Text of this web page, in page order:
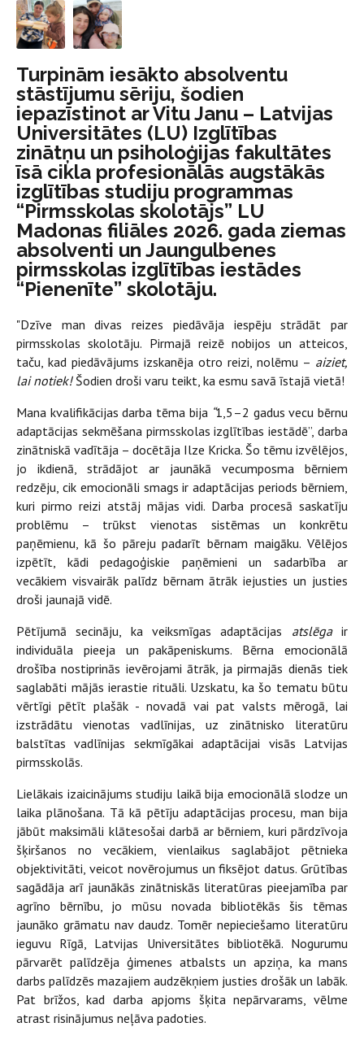
Turpinām iesākto absolventu
stāstījumu sēriju, šodien
iepazīstinot ar Vitu Janu – Latvijas
Universitātes (LU) Izglītības
zinātņu un psiholoģijas fakultātes
īsā cikla profesionālās augstākās
izglītības studiju programmas
“Pirmsskolas skolotājs” LU
Madonas filiāles 2026. gada ziemas
absolventi un Jaungulbenes
pirmsskolas izglītības iestādes
“Pienenīte” skolotāju.
"Dzīve man divas reizes piedāvāja iespēju strādāt par
pirmsskolas skolotāju. Pirmajā reizē nobijos un atteicos,
taču, kad piedāvājums izskanēja otro reizi, nolēmu – aiziet,
lai notiek!Šodien droši varu teikt, ka esmu savā īstajā vietā!
Mana kvalifikācijas darba tēma bija “1,5–2 gadus vecu bērnu
adaptācijas sekmēšana pirmsskolas izglītības iestādē”, darba
zinātniskā vadītāja – docētāja Ilze Kricka. Šo tēmu izvēlējos,
jo ikdienā, strādājot ar jaunākā vecumposma bērniem
redzēju, cik emocionāli smags ir adaptācijas periods bērniem,
kuri pirmo reizi atstāj mājas vidi. Darba procesā saskatīju
problēmu – trūkst vienotas sistēmas un konkrētu
paņēmienu, kā šo pāreju padarīt bērnam maigāku. Vēlējos
izpētīt, kādi pedagoģiskie paņēmieni un sadarbība ar
vecākiem visvairāk palīdz bērnam ātrāk iejusties un justies
droši jaunajā vidē.
Pētījumā secināju, ka veiksmīgas adaptācijas atslēgair
individuāla pieeja un pakāpeniskums. Bērna emocionālā
drošība nostiprinās ievērojami ātrāk, ja pirmajās dienās tiek
saglabāti mājās ierastie rituāli. Uzskatu, ka šo tematu būtu
vērtīgi pētīt plašāk - novadā vai pat valsts mērogā, lai
izstrādātu vienotas vadlīnijas, uz zinātnisko literatūru
balstītas vadlīnijas sekmīgākai adaptācijai visās Latvijas
pirmsskolās.
Lielākais izaicinājums studiju laikā bija emocionālā slodze un
laika plānošana. Tā kā pētīju adaptācijas procesu, man bija
jābūt maksimāli klātesošai darbā ar bērniem, kuri pārdzīvoja
šķiršanos no vecākiem, vienlaikus saglabājot pētnieka
objektivitāti, veicot novērojumus un fiksējot datus. Grūtības
sagādāja arī jaunākās zinātniskās literatūras pieejamība par
agrīno bērnību, jo mūsu novada bibliotēkās šis tēmas
jaunāko grāmatu nav daudz. Tomēr nepieciešamo literatūru
ieguvu Rīgā, Latvijas Universitātes bibliotēkā. Nogurumu
pārvarēt palīdzēja ģimenes atbalsts un apziņa, ka mans
darbs palīdzēs mazajiem audzēkņiem justies drošāk un labāk.
Pat brīžos, kad darba apjoms šķita nepārvarams, vēlme
atrast risinājumus neļāva padoties.